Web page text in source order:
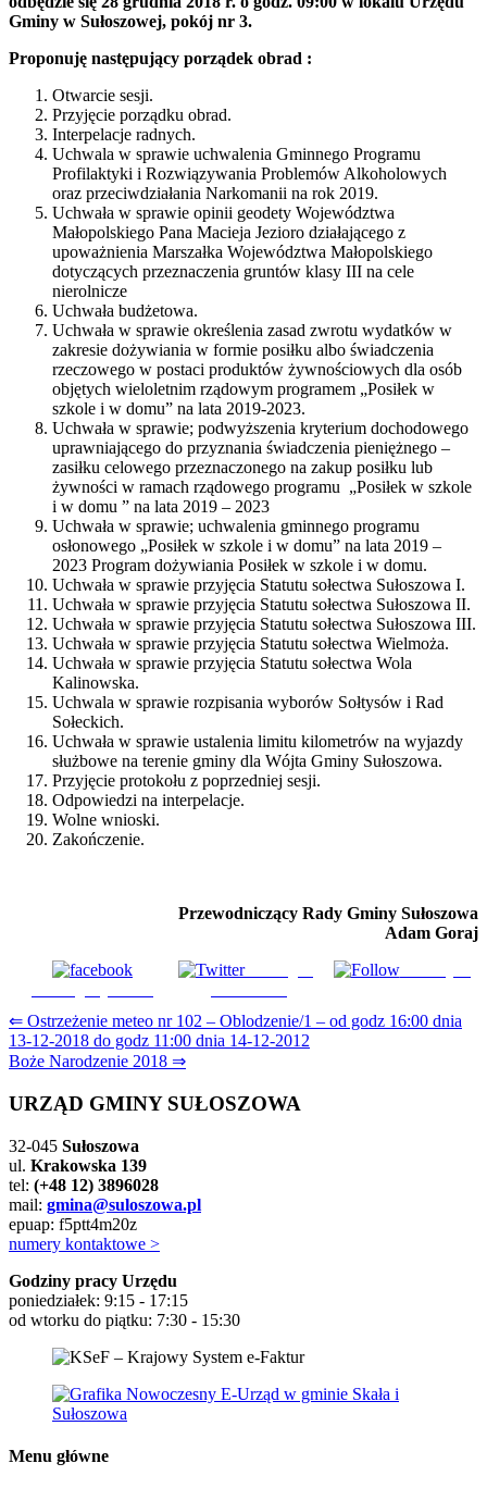
Gminy w Sułoszowej, pokój nr 3.
Proponuję następujący porządek obrad :
Otwarcie sesji.
Przyjęcie porządku obrad.
Interpelacje radnych.
Uchwala w sprawie uchwalenia Gminnego Programu
Profilaktyki i Rozwiązywania Problemów Alkoholowych
oraz przeciwdziałania Narkomanii na rok 2019.
Uchwała w sprawie opinii geodety Województwa
Małopolskiego Pana Macieja Jezioro działającego z
upoważnienia Marszałka Województwa Małopolskiego
dotyczących przeznaczenia gruntów klasy III na cele
nierolnicze
Uchwała budżetowa.
Uchwała w sprawie określenia zasad zwrotu wydatków w
zakresie dożywiania w formie posiłku albo świadczenia
rzeczowego w postaci produktów żywnościowych dla osób
objętych wieloletnim rządowym programem „Posiłek w
szkole i w domu” na lata 2019-2023.
Uchwała w sprawie; podwyższenia kryterium dochodowego
uprawniającego do przyznania świadczenia pieniężnego –
zasiłku celowego przeznaczonego na zakup posiłku lub
żywności w ramach rządowego programu „Posiłek w szkole
i w domu ” na lata 2019 – 2023
Uchwała w sprawie; uchwalenia gminnego programu
osłonowego „Posiłek w szkole i w domu” na lata 2019 –
2023 Program dożywiania Posiłek w szkole i w domu.
Uchwała w sprawie przyjęcia Statutu sołectwa Sułoszowa I.
Uchwała w sprawie przyjęcia Statutu sołectwa Sułoszowa II.
Uchwała w sprawie przyjęcia Statutu sołectwa Sułoszowa III.
Uchwała w sprawie przyjęcia Statutu sołectwa Wielmoża.
Uchwała w sprawie przyjęcia Statutu sołectwa Wola
Kalinowska.
Uchwala w sprawie rozpisania wyborów Sołtysów i Rad
Sołeckich.
Uchwała w sprawie ustalenia limitu kilometrów na wyjazdy
służbowe na terenie gminy dla Wójta Gminy Sułoszowa.
Przyjęcie protokołu z poprzedniej sesji.
Odpowiedzi na interpelacje.
Wolne wnioski.
Zakończenie.
Przewodniczący Rady Gminy Sułoszowa
Adam Goraj
Udostępnij
Subskrybuj
Nawigacja
wpisu
⇐ Ostrzeżenie meteo nr 102 – Oblodzenie/1 – od godz 16:00 dnia
13-12-2018 do godz 11:00 dnia 14-12-2012
Boże Narodzenie 2018 ⇒
URZĄD GMINY SUŁOSZOWA
32-045 Sułoszowa
ul. Krakowska 139
tel: (+48 12) 3896028
mail: gmina@suloszowa.pl
epuap: f5ptt4m20z
numery kontaktowe >
Godziny pracy Urzędu
poniedziałek: 9:15 - 17:15
od wtorku do piątku: 7:30 - 15:30
Menu główne